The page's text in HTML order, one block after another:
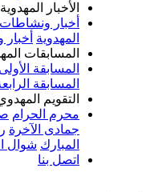
الأخبار المهدوية
أخبار
المهدوية
المسابقات
المسابقة الأولى
المسابقة
التقويم
محرم الحرام
جمادى الآخرة
المبارك شوال
اتصل بنا